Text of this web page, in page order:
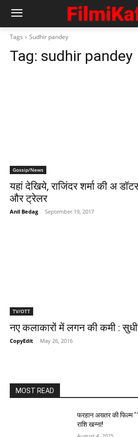
Tags Sudhir pandey
Tag: sudhir pandey
Gossip/News
यहां देखिये, राजिंदर शर्मा की अ
और ट्रेलर
Anil Bedag - September 19, 2017
TV/OTT
नए कलाकारों में लगन की कमी :
CopyEdit - May 26, 2016
MOST READ
फरहान अख्तर की फिल्म
राशि खन्ना!